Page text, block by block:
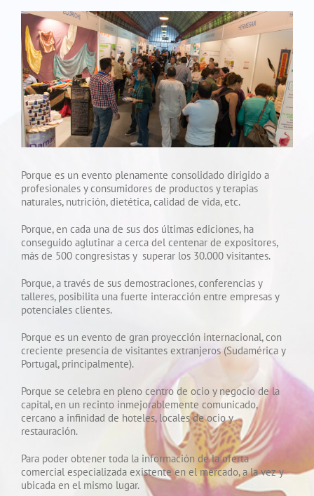
Porque es un evento plenamente consolidado dirigido a
profesionales y consumidores de productos y terapias
naturales, nutrición, dietética, calidad de vida, etc.
Porque, en cada una de sus dos últimas ediciones, ha
conseguido aglutinar a cerca del centenar de expositores,
más de 500 congresistas y superar los 30.000 visitantes.
Porque, a través de sus demostraciones, conferencias y
talleres, posibilita una fuerte interacción entre empresas y
potenciales clientes.
Porque es un evento de gran proyección internacional, con
creciente presencia de visitantes extranjeros (Sudamérica y
Portugal, principalmente).
Porque se celebra en pleno centro de ocio y negocio de la
capital, en un recinto inmejorablemente comunicado,
cercano a infinidad de hoteles, locales de ocio y
restauración.
Para poder obtener toda la información de la oferta
comercial especializada existente en el mercado, a la vez y
ubicada en el mismo lugar.